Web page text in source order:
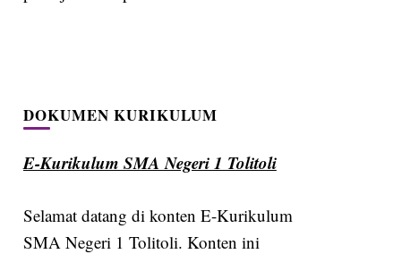
DOKUMEN KURIKULUM
E-Kurikulum SMA Negeri 1 Tolitoli
Selamat datang di konten E-Kurikulum
SMA Negeri 1 Tolitoli. Konten ini